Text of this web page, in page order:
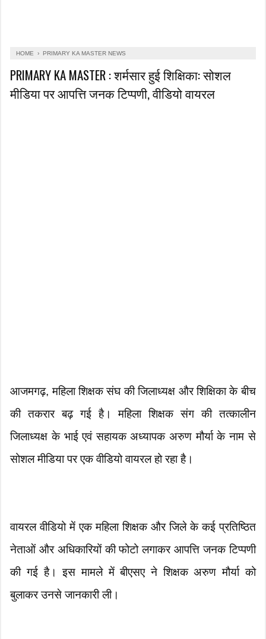
HOME › PRIMARY KA MASTER NEWS
PRIMARY KA MASTER : शर्मसार हुई शिक्षिका: सोशल
मीडिया पर आपत्ति जनक टिप्पणी, वीडियो वायरल
आजमगढ़, महिला शिक्षक संघ की जिलाध्यक्ष और शिक्षिका के बीच
की तकरार बढ़ गई है। महिला शिक्षक संग की तत्कालीन
जिलाध्यक्ष के भाई एवं सहायक अध्यापक अरुण मौर्या के नाम से
सोशल मीडिया पर एक वीडियो वायरल हो रहा है।
वायरल वीडियो में एक महिला शिक्षक और जिले के कई प्रतिष्ठित
नेताओं और अधिकारियों की फोटो लगाकर आपत्ति जनक टिप्पणी
की गई है। इस मामले में बीएसए ने शिक्षक अरुण मौर्या को
बुलाकर उनसे जानकारी ली।